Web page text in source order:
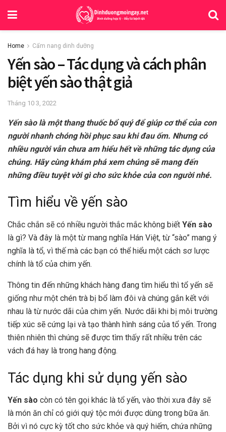
Home Cẩm nang dinh dưỡng
Yến sào – Tác dụng và cách phân
biệt yến sào thật giả
Tháng 10 3, 2022
Yến sào là một thang thuốc bổ quý để giúp cơ thể của con
người nhanh chóng hồi phục sau khi đau ốm. Nhưng có
nhiều người vẫn chưa am hiểu hết về những tác dụng của
chúng. Hãy cùng khám phá xem chúng sẽ mang đến
những điều tuyệt vời gì cho sức khỏe của con người nhé.
Tìm hiểu về yến sào
Chắc chắn sẽ có nhiều người thắc mắc không biết Yến sào
là gì? Và đây là một từ mang nghĩa Hán Việt, từ “sào” mang ý
nghĩa là tổ, vì thế mà các bạn có thể hiểu một cách sơ lược
chính là tổ của chim yến.
Thông tin đến những khách hàng đang tìm hiểu thì tổ yến sẽ
giống như một chén trà bị bổ làm đôi và chúng gắn kết với
nhau là từ nước dãi của chim yến. Nước dãi khi bị môi trường
tiếp xúc sẽ cứng lại và tạo thành hình sáng của tổ yến. Trong
thiên nhiên thì chúng sẽ được tìm thấy rất nhiều trên các
vách đá hay là trong hang động.
Tác dụng khi sử dụng yến sào
Yến sào còn có tên gọi khác là tổ yến, vào thời xưa đây sẽ
là món ăn chỉ có giới quý tộc mới được dùng trong bữa ăn.
Bởi vì nó cực kỳ tốt cho sức khỏe và quý hiếm, chứa những